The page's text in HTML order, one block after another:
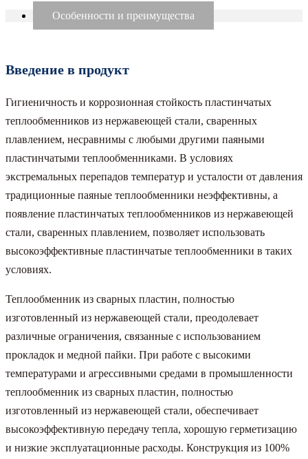
Особенности и преимущества
Введение в продукт
Гигиеничность и коррозионная стойкость пластинчатых
теплообменников из нержавеющей стали, сваренных
плавлением, несравнимы с любыми другими паяными
пластинчатыми теплообменниками. В условиях
экстремальных перепадов температур и усталости от давления
традиционные паяные теплообменники неэффективны, а
появление пластинчатых теплообменников из нержавеющей
стали, сваренных плавлением, позволяет использовать
высокоэффективные пластинчатые теплообменники в таких
условиях.
Теплообменник из сварных пластин, полностью
изготовленный из нержавеющей стали, преодолевает
различные ограничения, связанные с использованием
прокладок и медной пайки. При работе с высокими
температурами и агрессивными средами в промышленности
теплообменник из сварных пластин, полностью
изготовленный из нержавеющей стали, обеспечивает
высокоэффективную передачу тепла, хорошую герметизацию
и низкие эксплуатационные расходы. Конструкция из 100%